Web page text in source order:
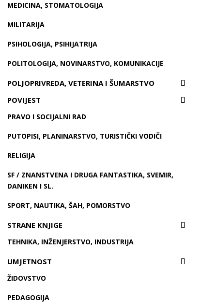
MEDICINA, STOMATOLOGIJA
MILITARIJA
PSIHOLOGIJA, PSIHIJATRIJA
POLITOLOGIJA, NOVINARSTVO, KOMUNIKACIJE
POLJOPRIVREDA, VETERINA I ŠUMARSTVO
POVIJEST
PRAVO I SOCIJALNI RAD
PUTOPISI, PLANINARSTVO, TURISTIČKI VODIČI
RELIGIJA
SF / ZNANSTVENA I DRUGA FANTASTIKA, SVEMIR,
DANIKEN I SL.
SPORT, NAUTIKA, ŠAH, POMORSTVO
STRANE KNJIGE
TEHNIKA, INŽENJERSTVO, INDUSTRIJA
UMJETNOST
ŽIDOVSTVO
PEDAGOGIJA